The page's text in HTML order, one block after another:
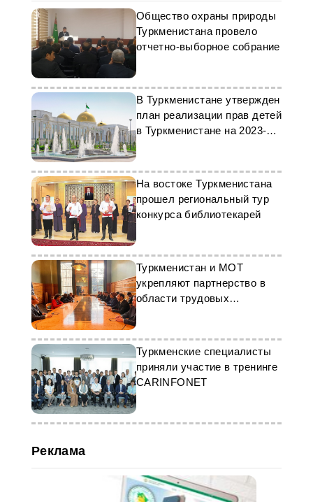
Общество охраны природы
Туркменистана провело
отчетно-выборное собрание
В Туркменистане утвержден
план реализации прав детей
в Туркменистане на 2023-
2028 годы
На востоке Туркменистана
прошел региональный тур
конкурса библиотекарей
Туркменистан и МОТ
укрепляют партнерство в
области трудовых
стандартов
Туркменские специалисты
приняли участие в тренинге
CARINFONET
Реклама